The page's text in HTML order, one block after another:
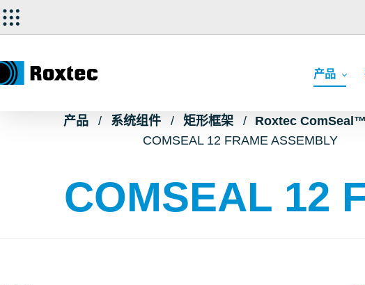
产品
产品 系统组件 矩形框架
Roxtec
COMSEAL 12 FRAME ASSEMBLY
COMSEAL 12